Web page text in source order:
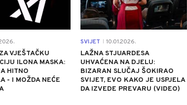
VJEŠTAČKU
ILONA MASKA:
HITNO
- I MOŽDA NEĆE
SVIJET 10.01.2026.
LAŽNA STJUARDESA
UHVAĆENA NA DJELU:
BIZARAN SLUČAJ ŠOKIRAO
SVIJET, EVO KAKO JE USPJELA
DA IZVEDE PREVARU (VIDEO)